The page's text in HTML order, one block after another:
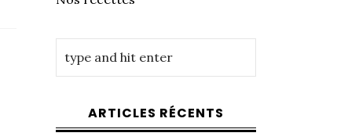
ARTICLES RÉCENTS